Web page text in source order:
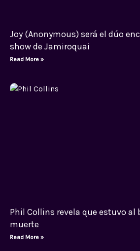
Joy (Anonymous) será el dúo
show de Jamiroquai
Read More »
Phil Collins revela que estuvo al
muerte
Read More »